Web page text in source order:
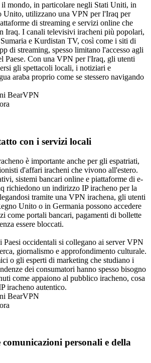
mondo, in particolare negli Stati Uniti, in
Unito, utilizzano una VPN per l'Iraq per
di streaming e servizi online che
Iraq. I canali televisivi iracheni più popolari,
e Kurdistan TV, così come i siti di
di streaming, spesso limitano l'accesso agli
Paese. Con una VPN per l'Iraq, gli utenti
gli spettacoli locali, i notiziari e
araba proprio come se stessero navigando
BearVPN
con i servizi locali
è importante anche per gli espatriati,
d'affari iracheni che vivono all'estero.
sistemi bancari online e piattaforme di e-
richiedono un indirizzo IP iracheno per la
tramite una VPN irachena, gli utenti
Unito o in Germania possono accedere
come portali bancari, pagamenti di bollette
essere bloccati.
occidentali si collegano ai server VPN
giornalismo e approfondimento culturale.
o gli esperti di marketing che studiano i
dei consumatori hanno spesso bisogno
come appaiono al pubblico iracheno, cosa
iracheno autentico.
BearVPN
personali e della